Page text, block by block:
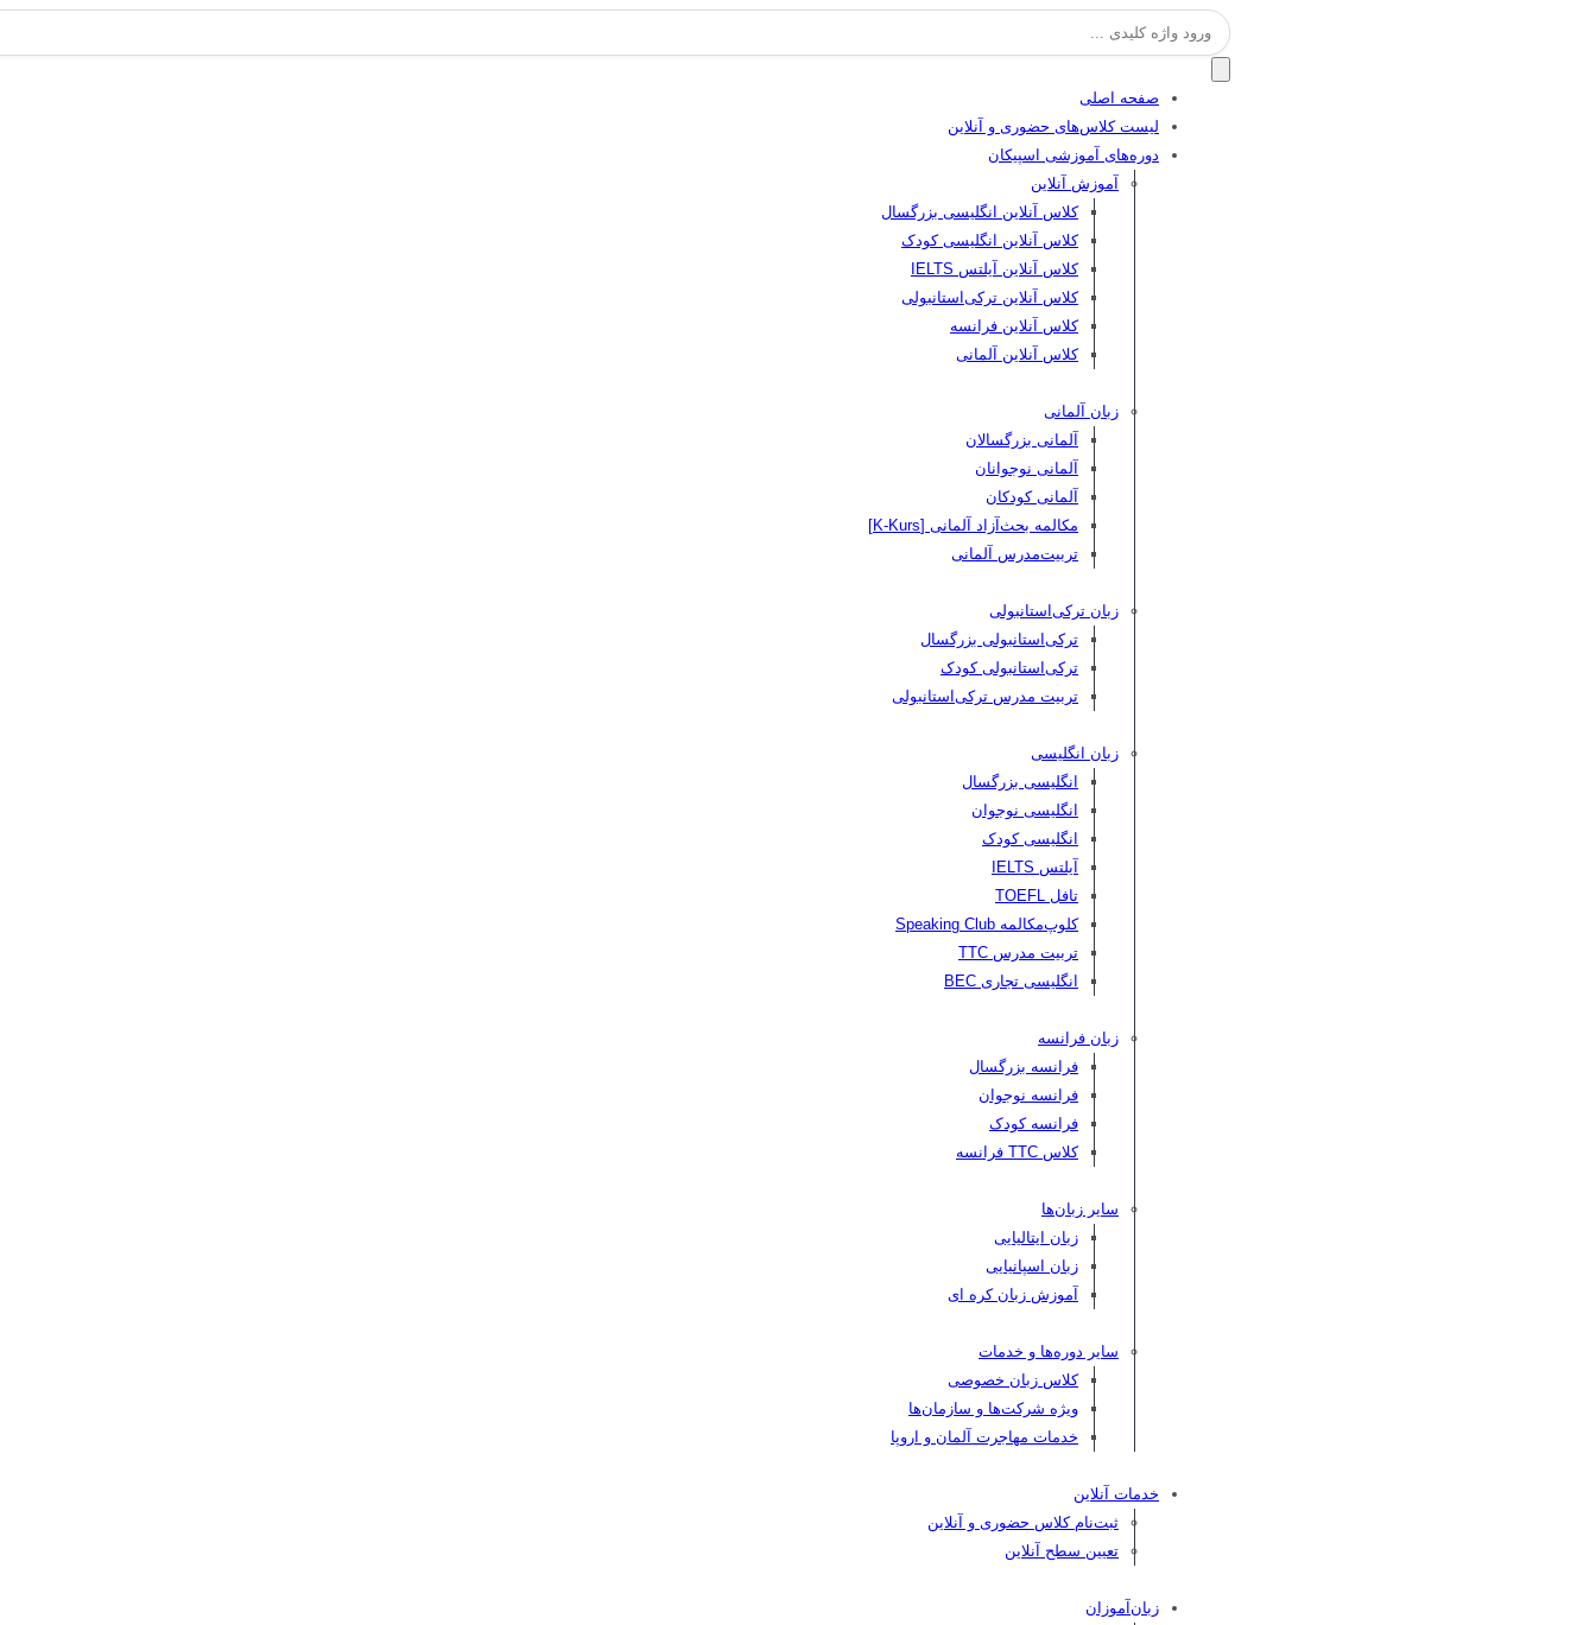
جستجو
برای:
صفحه اصلی
لیست کلاس‌های حضوری و آنلاین
دوره‌های آموزشی اسپیکان
آموزش آنلاین
کلاس آنلاین انگلیسی بزرگسال
کلاس آنلاین انگلیسی کودک
کلاس آنلاین آیلتس IELTS
کلاس آنلاین ترکی‌استانبولی
کلاس آنلاین فرانسه
کلاس آنلاین آلمانی
زبان آلمانی
آلمانی بزرگسالان
آلمانی نوجوانان
آلمانی کودکان
مکالمه بحث‌آزاد آلمانی [K-Kurs]
تربیت‌مدرس آلمانی
زبان ترکی‌استانبولی
ترکی‌استانبولی بزرگسال
ترکی‌استانبولی کودک
تربیت مدرس ترکی‌استانبولی
زبان انگلیسی
انگلیسی بزرگسال
انگلیسی نوجوان
انگلیسی کودک
آیلتس IELTS
تافل TOEFL
کلوپ‌مکالمه Speaking Club
تربیت مدرس TTC
انگلیسی تجاری BEC
زبان فرانسه
فرانسه بزرگسال
فرانسه نوجوان
فرانسه کودک
کلاس TTC فرانسه
سایر زبان‌ها
زبان ایتالیایی
زبان اسپانیایی
آموزش زبان کره ای
سایر دوره‌ها و خدمات
کلاس زبان خصوصی
ویژه شرکت‌ها و سازمان‌ها
خدمات مهاجرت آلمان و اروپا
خدمات آنلاین
ثبت‌نام کلاس حضوری و آنلاین
تعیین سطح آنلاین
زبان‌آموزان